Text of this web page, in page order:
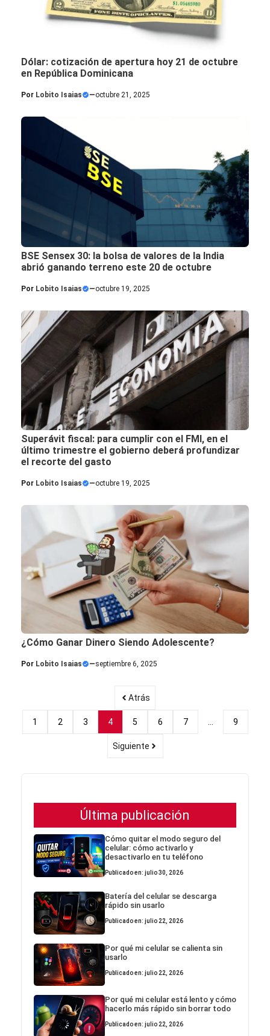
Dólar: cotización de apertura hoy 21 de octubre
en República Dominicana
Por Lobito Isaias —octubre 21, 2025
BSE Sensex 30: la bolsa de valores de la India
abrió ganando terreno este 20 de octubre
Por Lobito Isaias —octubre 19, 2025
Superávit fiscal: para cumplir con el FMI, en el
último trimestre el gobierno deberá profundizar
el recorte del gasto
Por Lobito Isaias —octubre 19, 2025
¿Cómo Ganar Dinero Siendo Adolescente?
Por Lobito Isaias —septiembre 6, 2025
Atrás
1 2 3 4 5 6 7 9
Siguiente
Última publicación
Cómo quitar el modo seguro del
celular: cómo activarlo y
desactivarlo en tu teléfono
Publicado en: julio 30, 2026
Batería del celular se descarga
rápido sin usarlo
Publicado en: julio 22, 2026
Por qué mi celular se calienta sin
usarlo
Publicado en: julio 22, 2026
Por qué mi celular está lento y cómo
hacerlo más rápido sin borrar todo
Publicado en: julio 22, 2026